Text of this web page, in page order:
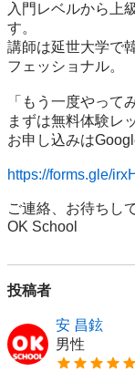
入門レベルから上
す。
講師は延世大学で
フェッショナル。
「もう一度やって
まずは無料体験レ
お申し込みは
https://forms.gle/
ご連絡、お待ちし
OK School
投稿者
安 昌鉉
男性